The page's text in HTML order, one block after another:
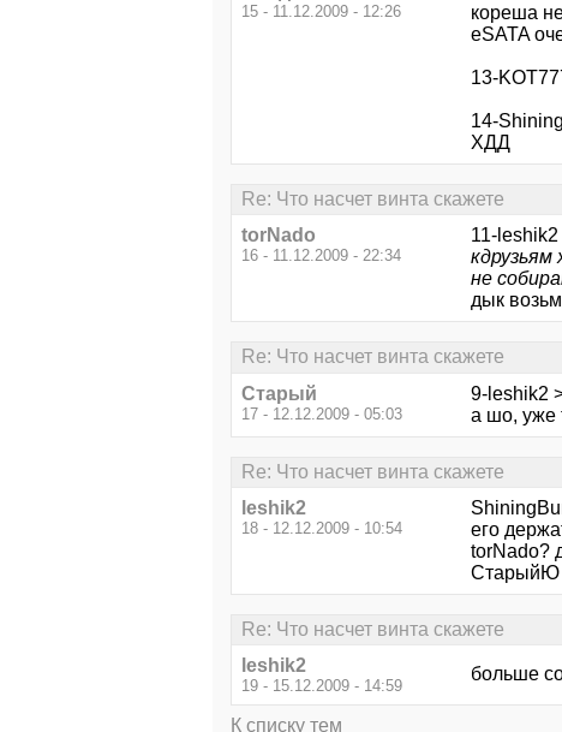
15 - 11.12.2009 - 12:26
кореша
eSATA
13-
14-
ХДД
Re: Что насчет винта скажете
torNado
16 - 11.12.2009 - 22:34
11-leshik2
кдрузьям
не
дык
Re: Что насчет винта скажете
Старый
17 - 12.12.2009 - 05:03
9-leshik2
а шо, уже
Re: Что насчет винта скажете
leshik2
18 - 12.12.2009 - 10:54
его
torNado?
СтарыйЮ
Re: Что насчет винта скажете
leshik2
19 - 15.12.2009 - 14:59
больше
К списку тем